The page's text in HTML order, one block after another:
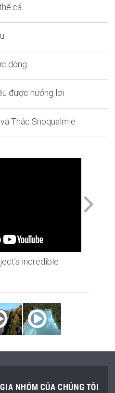
cá
dòng
được hưởng lợi
Thác Snoqualmie
incredible
NHÓM CỦA CHÚNG TÔI